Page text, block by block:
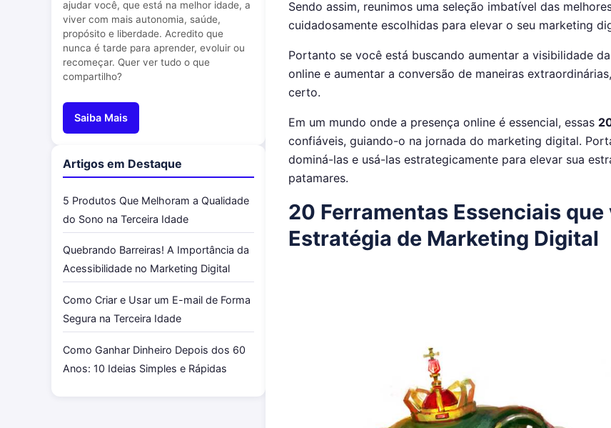
Sendo assim, reunimos uma seleção imbatível das
cuidadosamente escolhidas para elevar o seu marketing
Portanto se você está buscando aumentar a visibilidade
online e aumentar a conversão de maneiras
certo.
Em um mundo onde a presença online é essencial, essas
confiáveis, guiando-o na jornada do marketing digital.
dominá-las e usá-las estrategicamente para elevar sua
patamares.
20 Ferramentas Essenciais
Estratégia de Marketing Digital
ajudar você, que está na melhor idade, a
viver com mais autonomia, saúde,
propósito e liberdade. Acredito que
nunca é tarde para aprender, evoluir ou
recomeçar. Quer ver tudo o que
compartilho?
Saiba Mais
Artigos em Destaque
5 Produtos Que Melhoram a Qualidade
do Sono na Terceira Idade
Quebrando Barreiras! A Importância da
Acessibilidade no Marketing Digital
Como Criar e Usar um E-mail de Forma
Segura na Terceira Idade
Como Ganhar Dinheiro Depois dos 60
Anos: 10 Ideias Simples e Rápidas